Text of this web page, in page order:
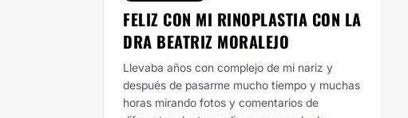
FELIZ CON MI RINOPLASTIA CON LA
DRA BEATRIZ MORALEJO
Llevaba años con complejo de mi nariz y
después de pasarme mucho tiempo y muchas
horas mirando fotos y comentarios de